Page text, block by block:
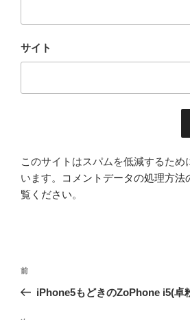
サイト
このサイトはスパムを低減するため
います。
コメントデータの処理方法
覧ください。
投
ナ
前
の
前
iPhone5もどきのZoPhone i5(卓